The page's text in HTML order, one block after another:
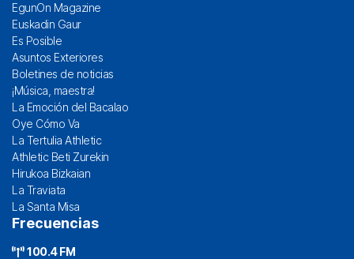
EgunOn Magazine
Euskadin Gaur
Es Posible
Asuntos Exteriores
Boletines de noticias
¡Música, maestra!
La Emoción del Bacalao
Oye Cómo Va
La Tertulia Athletic
Athletic Beti Zurekin
Hirukoa Bizkaian
La Traviata
La Santa Misa
Frecuencias
100.4 FM